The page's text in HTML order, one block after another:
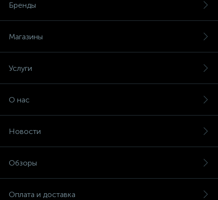
Бренды
Магазины
Услуги
О нас
Новости
Обзоры
Оплата и доставка